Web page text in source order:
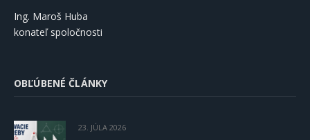
Ing. Maroš Huba
konateľ spoločnosti
OBĽÚBENÉ ČLÁNKY
23. JÚLA 2026